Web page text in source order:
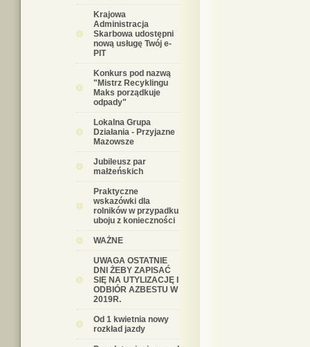
Krajowa
Administracja
Skarbowa udostępni
nową usługę Twój e-
PIT
Konkurs pod nazwą
"Mistrz Recyklingu
Maks porządkuje
odpady"
Lokalna Grupa
Działania - Przyjazne
Mazowsze
Jubileusz par
małżeńskich
Praktyczne
wskazówki dla
rolników w przypadku
uboju z konieczności
WAŻNE
UWAGA OSTATNIE
DNI ŻEBY ZAPISAĆ
SIĘ NA UTYLIZACJĘ I
ODBIÓR AZBESTU W
2019R.
Od 1 kwietnia nowy
rozkład jazdy